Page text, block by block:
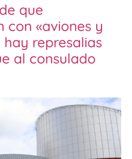
que
con «aviones y
hay represalias
al consulado